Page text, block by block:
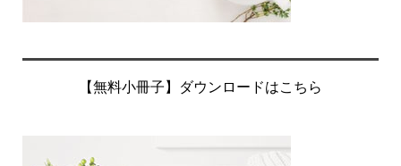
【無料小冊子】ダウンロードはこちら